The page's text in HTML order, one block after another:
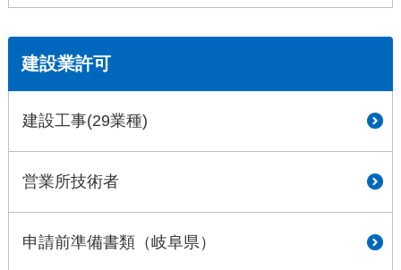
建設業許可
建設工事(29業種)
営業所技術者
申請前準備書類（岐阜県）